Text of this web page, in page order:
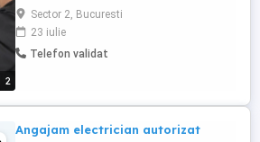
2
lucrări.Așteptăm ofertele dumneavoastră.
NU FACEM ANGAJĂRI!
Sector 2, Bucuresti
23 iulie
Telefon validat
Angajam electrician autorizat